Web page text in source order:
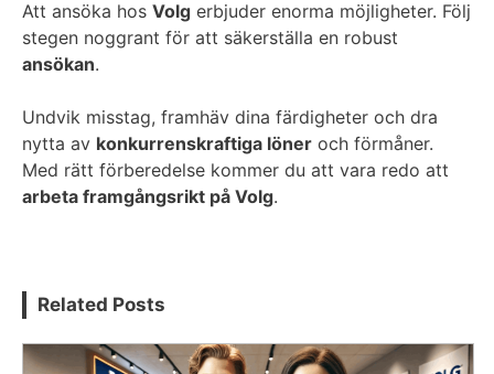
Att ansöka hos Volg erbjuder enorma möjligheter. Följ
stegen noggrant för att säkerställa en robust
ansökan.
Undvik misstag, framhäv dina färdigheter och dra
nytta av konkurrenskraftiga löner och förmåner.
Med rätt förberedelse kommer du att vara redo att
arbeta framgångsrikt på Volg.
Related Posts